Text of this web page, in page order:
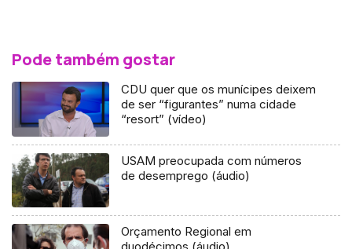
Pode também gostar
CDU quer que os munícipes deixem
de ser “figurantes” numa cidade
“resort” (vídeo)
USAM preocupada com números
de desemprego (áudio)
Orçamento Regional em